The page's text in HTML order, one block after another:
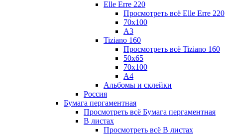
Elle Erre 220
Просмотреть всё Elle Erre 220
70х100
А3
Tiziano 160
Просмотреть всё Tiziano 160
50х65
70х100
А4
Альбомы и склейки
Россия
Бумага пергаментная
Просмотреть всё Бумага пергаментная
В листах
Просмотреть всё В листах